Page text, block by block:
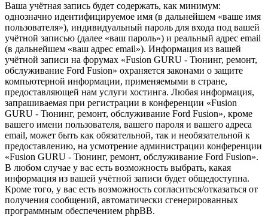
Ваша учётная запись будет содержать, как минимум:
однозначно идентифицируемое имя (в дальнейшем «ваше имя
пользователя»), индивидуальный пароль для входа под вашей
учётной записью (далее «ваш пароль») и реальный адрес email
(в дальнейшем «ваш адрес email»). Информация из вашей
учётной записи на форумах «Fusion GURU - Тюнинг, ремонт,
обслуживание Ford Fusion» охраняется законами о защите
компьютерной информации, применяемыми в стране,
предоставляющей нам услуги хостинга. Любая информация,
запрашиваемая при регистрации в конференции «Fusion
GURU - Тюнинг, ремонт, обслуживание Ford Fusion», кроме
вашего имени пользователя, вашего пароля и вашего адреса
email, может быть как обязательной, так и необязательной к
предоставлению, на усмотрение администрации конференции
«Fusion GURU - Тюнинг, ремонт, обслуживание Ford Fusion».
В любом случае у вас есть возможность выбрать, какая
информация из вашей учётной записи будет общедоступна.
Кроме того, у вас есть возможность согласиться/отказаться от
получения сообщений, автоматически сгенерированных
программным обеспечением phpBB.